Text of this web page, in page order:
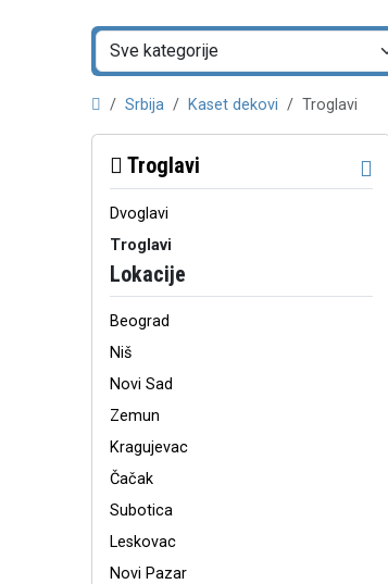
Srbija Kaset dekovi Troglavi
Troglavi
Dvoglavi
Troglavi
Lokacije
Beograd
Niš
Novi Sad
Zemun
Kragujevac
Čačak
Subotica
Leskovac
Novi Pazar